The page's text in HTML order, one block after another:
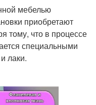
мебелью
приобретают
тому, что в процессе
специальными
лаки.